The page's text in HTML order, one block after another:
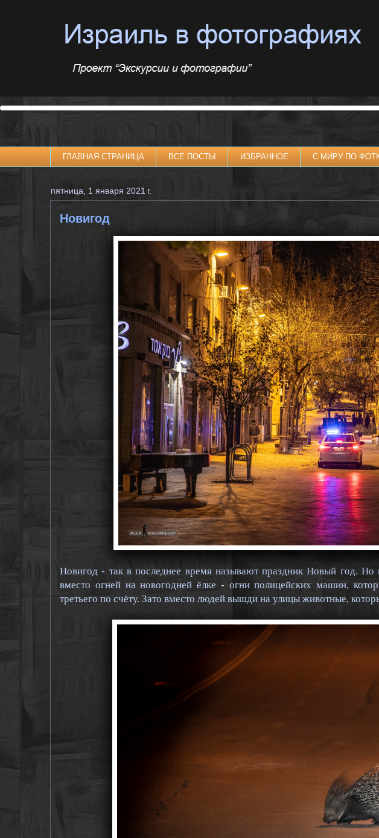
ГЛАВНАЯ СТРАНИЦА ВСЕ ПОСТЫ ИЗБРАННОЕ С МИРУ ПО
пятница, 1 января 2021 г.
Новигод
Новигод - так в последнее время называют праздник Новый год.
вместо огней на новогодней ёлке - огни полицейских машин,
третьего по счёту. Зато вместо людей вышди на улицы животные,